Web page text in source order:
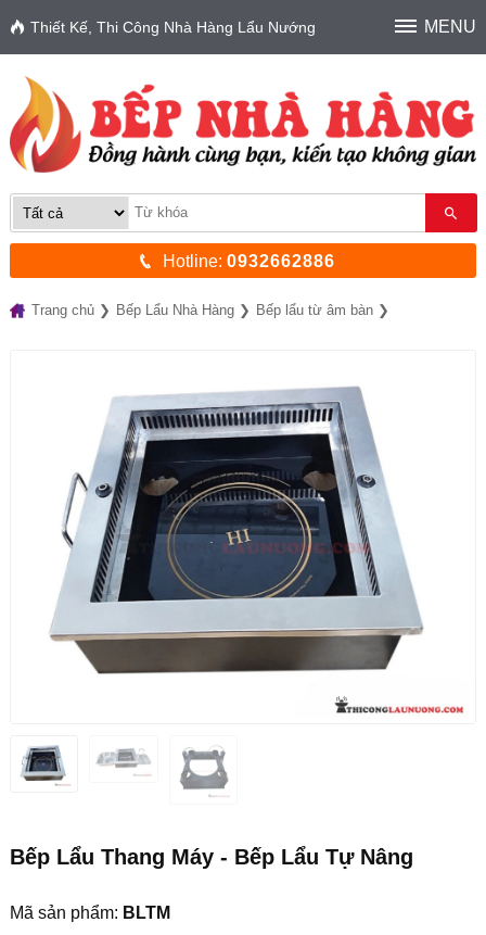
Thiết Kế, Thi Công Nhà Hàng Lẩu Nướng MENU
Hotline:0932662886
Trang chủ Bếp Lẩu Nhà Hàng Bếp lẩu từ âm bàn
Bếp Lẩu Thang Máy - Bếp Lẩu Tự Nâng
Mã sản phẩm: BLTM